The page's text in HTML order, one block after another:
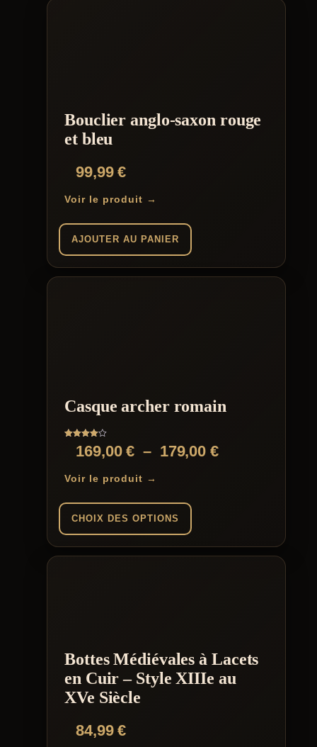
Bouclier anglo-saxon rouge
et bleu
99,99€
Voir le produit →
AJOUTER AU PANIER
Casque archer romain
Note169,00€ – 179,00€Plage
179,00 €
Voir le produit →
CHOIX DES OPTIONS
produit
choisies
page
Bottes Médiévales à Lacets
en Cuir – Style XIIIe au
XVe Siècle
84,99€